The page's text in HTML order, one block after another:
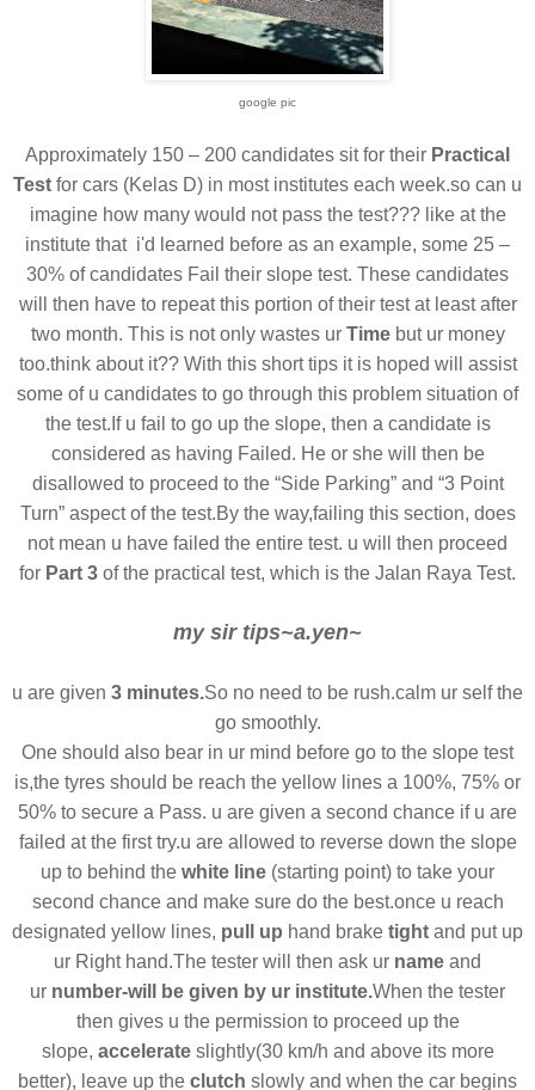
google pic
Approximately 150 – 200 candidates sit for their Practical
Test for cars (Kelas D) in most institutes each week.so can u
imagine how many would not pass the test??? like at the
institute that i'd learned before as an example, some 25 –
30% of candidates Fail their slope test. These candidates
will then have to repeat this portion of their test at least after
two month. This is not only wastesur Time but ur money
too.think about it?? With this short tips it is hoped will assist
some of u candidates to go through this problem situation of
the test. If u fail to go up the slope, then a candidate is
considered as having Failed. He or she will then be
disallowed to proceed to the “Side Parking” and “3 Point
Turn” aspect of the test.By the way,failing this section, does
not mean u have failed the entire test. u will then proceed
for Part 3 of the practical test, which is the Jalan Raya Test.
my sir tips~a.yen~
u are given 3 minutes.So no need to be rush.calm ur self the
go smoothly.
One should also bear in ur mind before go to the slope test
is,the tyres should be reach the yellow lines a 100%, 75% or
50% to secure a Pass. u are given a second chance if u are
failed at the first try.u are allowed to reverse down the slope
up to behind the white line (starting point) to take your
second chance and make sure do the best.once u reach
designated yellow lines, pull up hand brake tight and put up
ur Right hand.The tester will then ask ur name and
ur number-will be given by ur institute.When the tester
then gives u the permission to proceed up the
slope, accelerate slightly(30 km/h and above its more
better), leave up the clutch slowly and when the car begins